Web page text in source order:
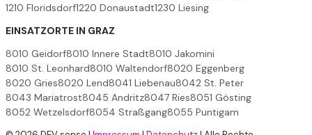
1210 Floridsdorf1220 Donaustadt1230 Liesing
EINSATZORTE IN GRAZ
8010 Geidorf8010 Innere Stadt8010 Jakomini
8010 St. Leonhard8010 Waltendorf8020 Eggenberg
8020 Gries8020 Lend8041 Liebenau8042 St. Peter
8043 Mariatrost8045 Andritz8047 Ries8051 Gösting
8052 Wetzelsdorf8054 Straßgang8055 Puntigam